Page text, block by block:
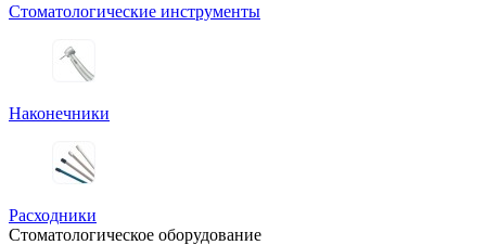
Стоматологические инструменты
Наконечники
Расходники
Стоматологическое оборудование